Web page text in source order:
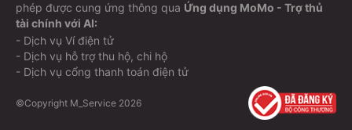
phép được cung ứng thông qua Ứng dụng MoMo - Trợ thủ
tài chính với AI:
- Dịch vụ Ví điện tử
- Dịch vụ hỗ trợ thu hộ, chi hộ
- Dịch vụ cổng thanh toán điện tử
©Copyright M_Service 2026